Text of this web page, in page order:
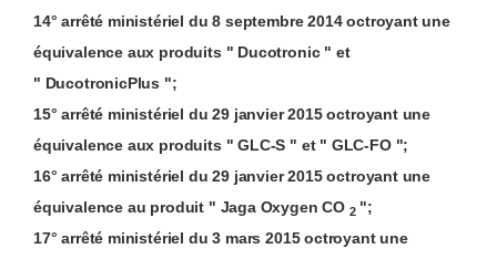
14°arrêté ministériel du 8 septembre2014octroyant une
équivalence aux produits " Ducotronic" et
" DucotronicPlus ";
15°arrêté ministériel du 29 janvier2015octroyant une
équivalence aux produits " GLC-S " et " GLC-FO ";
16°arrêté ministériel du 29 janvier2015octroyant une
équivalence au produit " JagaOxygen CO 2";
17°arrêté ministériel du 3 mars 2015octroyant une